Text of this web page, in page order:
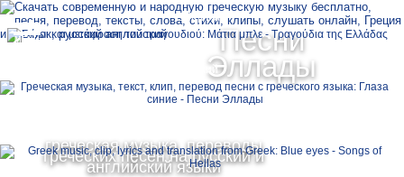
Песни
Эллады
греческая музыка, переводы
греческих песен на русский и
английский языки
Ελληνικά
Русский
MENU